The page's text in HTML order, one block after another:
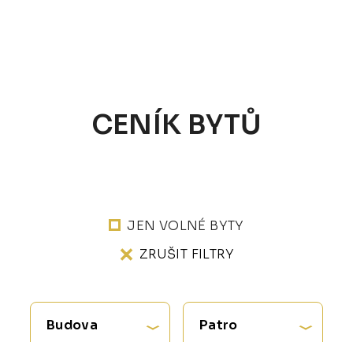
CENÍK BYTŮ
JEN VOLNÉ BYTY
ZRUŠIT FILTRY
Budova Patro